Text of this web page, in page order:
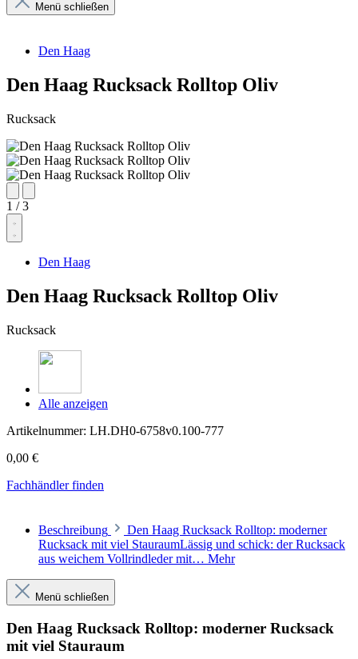
Menü schließen
Den Haag
Den Haag Rucksack Rolltop Oliv
Rucksack
1 / 3
Den Haag
Den Haag Rucksack Rolltop Oliv
Rucksack
Alle anzeigen
Artikelnummer: LH.DH0-6758v0.100-777
0,00 €
Fachhändler finden
Beschreibung
Den Haag Rucksack Rolltop: moderner
Rucksack mit viel StauraumLässig und schick: der Rucksack
aus weichem Vollrindleder mit… Mehr
Menü schließen
Den Haag Rucksack Rolltop: moderner Rucksack
mit viel Stauraum